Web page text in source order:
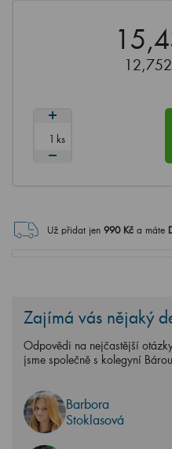
ks
Už přidat jen 990Kč a máte
Zajímá vás nějaký
Odpovědi na nejčastější
jsme společně s kolegyní
Barbora
Stoklasová